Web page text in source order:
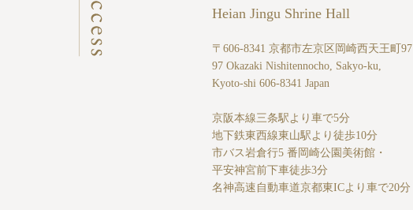
Heian Jingu Shrine Hall
〒606-8341 京都市左京区岡崎西天王町97
97 Okazaki Nishitennocho, Sakyo-ku,
Kyoto-shi 606-8341 Japan
京阪本線三条駅より車で5分
地下鉄東西線東山駅より徒歩10分
市バス岩倉行5 番岡崎公園美術館・
平安神宮前下車徒歩3分
名神高速自動車道京都東ICより車で20分